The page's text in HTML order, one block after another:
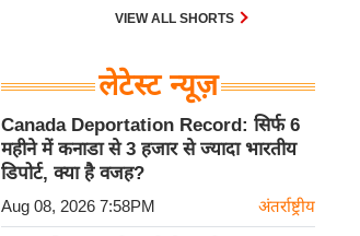
VIEW ALL SHORTS
लेटेस्ट न्यूज़
Canada Deportation Record: सिर्फ 6
महीने में कनाडा से 3 हजार से ज्यादा भारतीय
डिपोर्ट, क्या है वजह?
Aug 08, 2026 7:58PM अंतर्राष्ट्रीय